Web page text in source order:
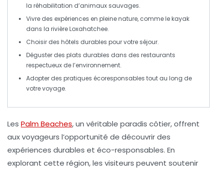
la réhabilitation d’animaux sauvages.
Vivre des expériences en pleine nature, comme lekayak
dans la rivière Loxahatchee.
Choisir des hôtels durables pour votre séjour.
Déguster des plats durables dans des restaurants
respectueux de l’environnement.
Adopter des pratiques écoresponsables tout au long de
votre voyage.
Les Palm Beaches, un véritable paradis côtier, offrent
aux voyageurs l’opportunité de découvrir des
expériences durables et éco-responsables. En
explorant cette région, les visiteurs peuvent soutenir